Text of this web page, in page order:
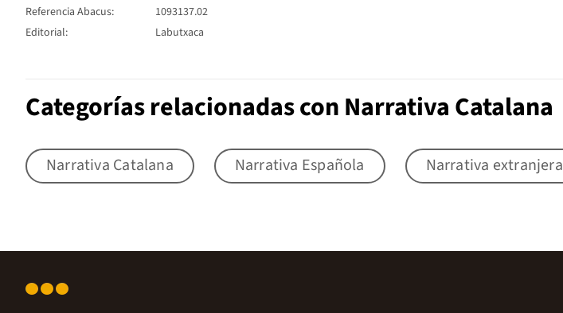
Referencia Abacus:
1093137.02
Editorial:
Labutxaca
Categorías relacionadas con Narrativa Catalana
Narrativa Catalana Narrativa Española Narrativa extranjera